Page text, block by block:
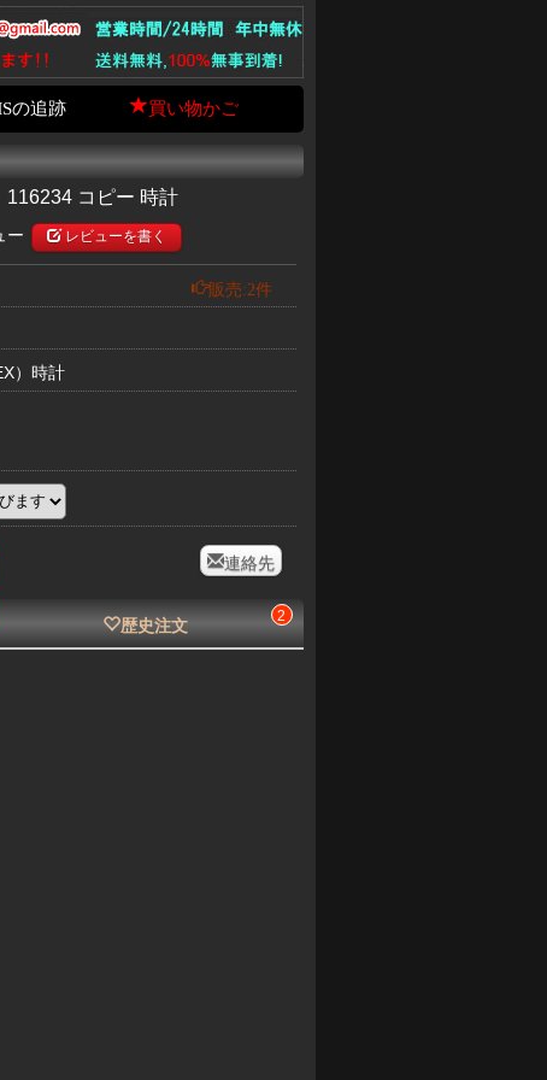
の追跡 買い物かご
116234 コピー 時計
ー レビューを書く
販売:2件
）時計
連絡先
歴史注文 2